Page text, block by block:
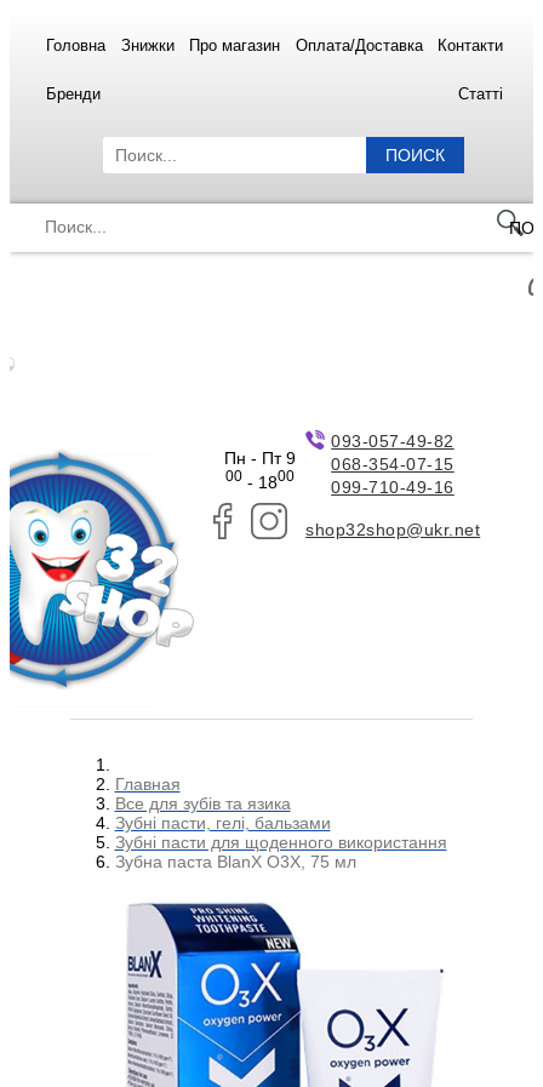
Головна Знижки Про магазин Оплата/Доставка Контакти
Бренди Статті
ПОИСК
Пн - Пт 9
00- 1800
093-057-49-82
068-354-07-15
099-710-49-16
shop32shop@ukr.net
Главная
Все для зубів та язика
Зубні пасти, гелі, бальзами
Зубні пасти для щоденного використання
Зубна паста BlanX О3Х, 75 мл